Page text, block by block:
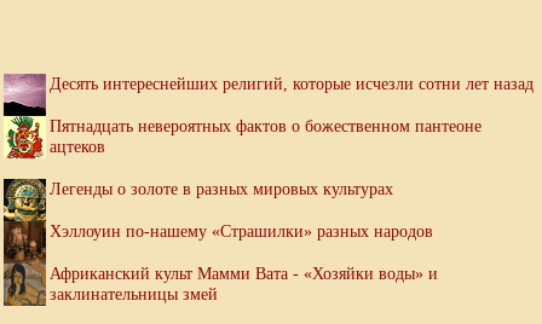
Десять интереснейших религий, которые исчезли сотни лет назад
Пятнадцать невероятных фактов о божественном пантеоне
ацтеков
Легенды о золоте в разных мировых культурах
Хэллоуин по-нашему «Страшилки» разных народов
Африканский культ Мамми Вата - «Хозяйки воды» и
заклинательницы змей